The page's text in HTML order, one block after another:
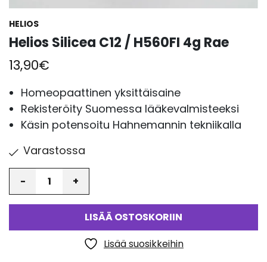
HELIOS
Helios Silicea C12 / H560FI 4g Rae
13,90€
Homeopaattinen yksittäisaine
Rekisteröity Suomessa lääkevalmisteeksi
Käsin potensoitu Hahnemannin tekniikalla
Varastossa
LISÄÄ OSTOSKORIIN
Lisää suosikkeihin